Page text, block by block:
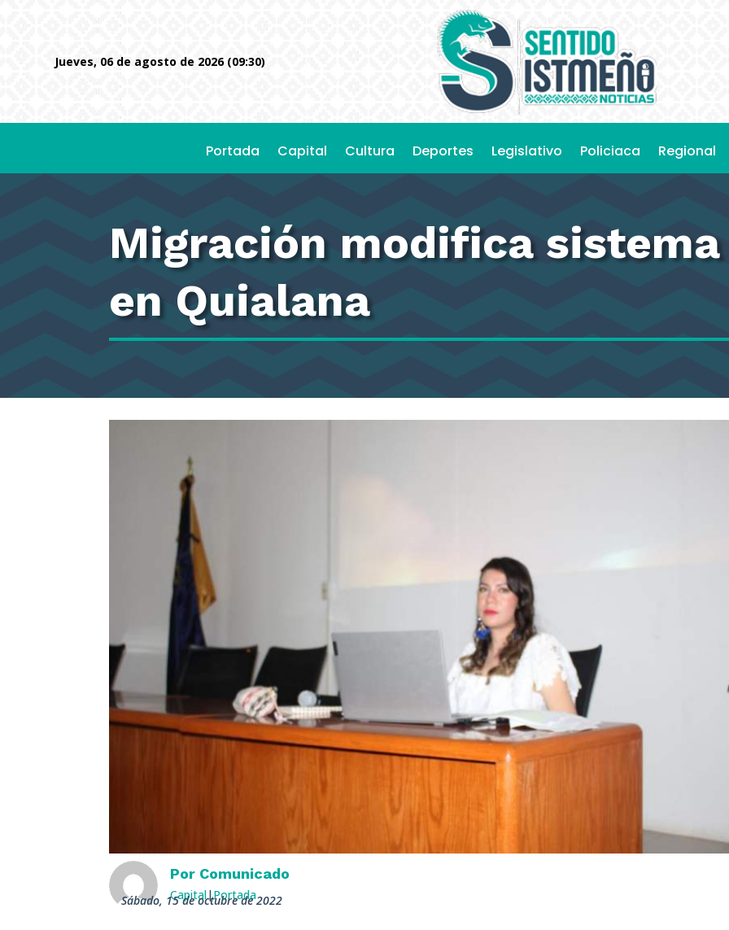
jueves, 06 de agosto de 2026 (09:30)
Portada Capital Cultura Deportes Legislativo Policiaca Regional
Migración modifica sistema
en Quialana
Por Comunicado
Capital|Portada
sábado, 15 de octubre de 2022